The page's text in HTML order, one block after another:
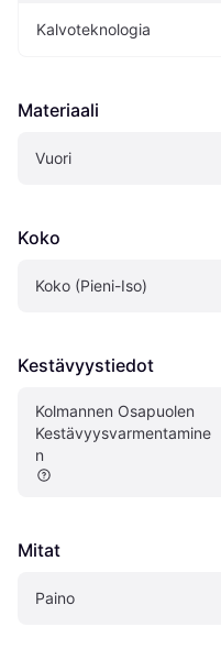
Kalvoteknologia
Materiaali
Vuori
Koko
Koko (Pieni-Iso)
Kestävyystiedot
Kolmannen Osapuolen
Kestävyysvarmentamine
n
Mitat
Paino